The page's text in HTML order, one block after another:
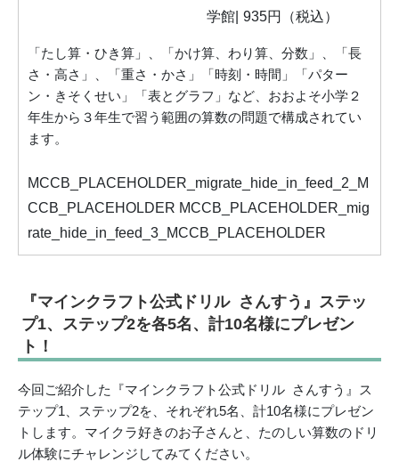
学館 935円（税込）
「たし算・ひき算」、「かけ算、わり算、分数」、「長
さ・高さ」、「重さ・かさ」「時刻・時間」「パター
ン・きそくせい」「表とグラフ」など、おおよそ小学２
年生から３年生で習う範囲の算数の問題で構成されてい
ます。
MCCB_PLACEHOLDER_migrate_hide_in_feed_2_M
CCB_PLACEHOLDER MCCB_PLACEHOLDER_mig
rate_hide_in_feed_3_MCCB_PLACEHOLDER
『マインクラフト公式ドリル さんすう』ステッ
プ1、ステップ2を各5名、計10名様にプレゼン
ト！
今回ご紹介した『マインクラフト公式ドリル さんすう』ス
テップ1、ステップ2を、それぞれ5名、計10名様にプレゼン
トします。マイクラ好きのお子さんと、たのしい算数のドリ
ル体験にチャレンジしてみてください。